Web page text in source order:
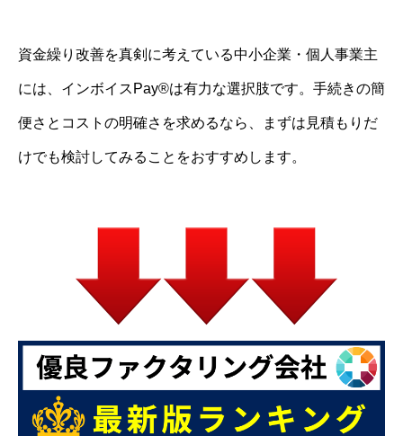
資金繰り改善を真剣に考えている中小企業・個人事業主
には、インボイスPay®は有力な選択肢です。手続きの簡
便さとコストの明確さを求めるなら、まずは見積もりだ
けでも検討してみることをおすすめします。